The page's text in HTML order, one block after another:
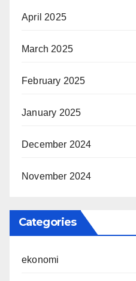
April 2025
March 2025
February 2025
January 2025
December 2024
November 2024
Categories
ekonomi